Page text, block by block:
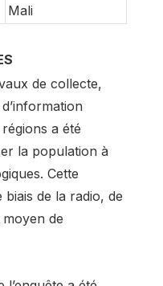
Mali
de collecte,
a été
la population à
Cette
biais de la radio, de
de